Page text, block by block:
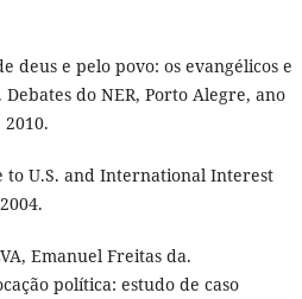
deus e pelo povo: os evangélicos e
do NER, Porto Alegre, ano
to U.S. and International Interest
Emanuel Freitas da.
política: estudo de caso